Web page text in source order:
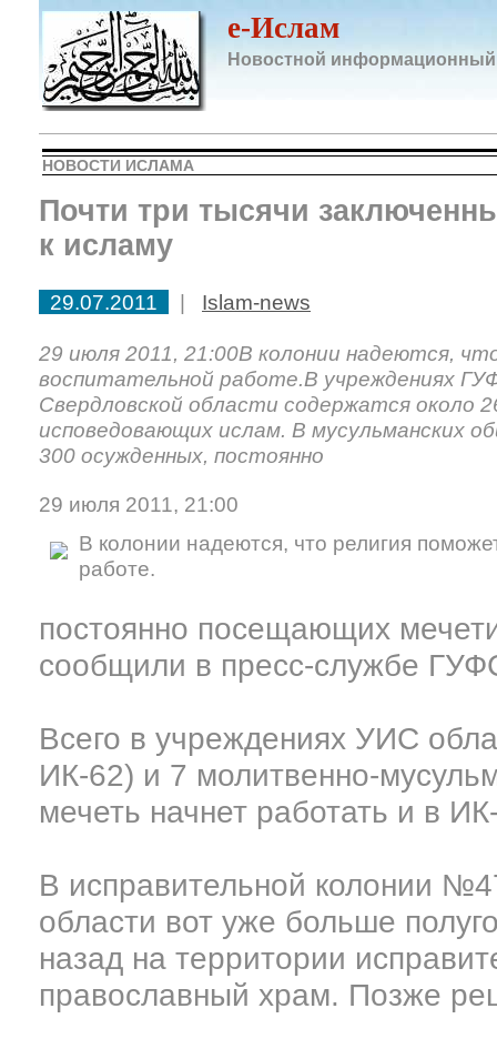
e-Ислам
Новостной информационный
НОВОСТИ ИСЛАМА
Почти три тысячи
к исламу
29.07.2011 | Islam-news
29 июля 2011, 21:00В колонии надеются,
воспитательной работе.В учреждениях
Свердловской области содержатся около
исповедовающих ислам. В мусульманских
300 осужденных, постоянно
29 июля 2011, 21:00
В колонии надеются, что религия
работе.
постоянно посещающих
сообщили в пресс-службе
Всего в учреждениях УИС
ИК-62) и 7 молитвенно-
мечеть начнет работать и в
В исправительной колонии
области вот уже больше
назад на территории
православный храм. Позже